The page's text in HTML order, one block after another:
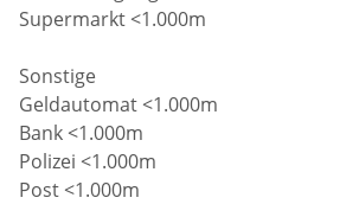
Supermarkt <1.000m
Sonstige
Geldautomat <1.000m
Bank <1.000m
Polizei <1.000m
Post <1.000m